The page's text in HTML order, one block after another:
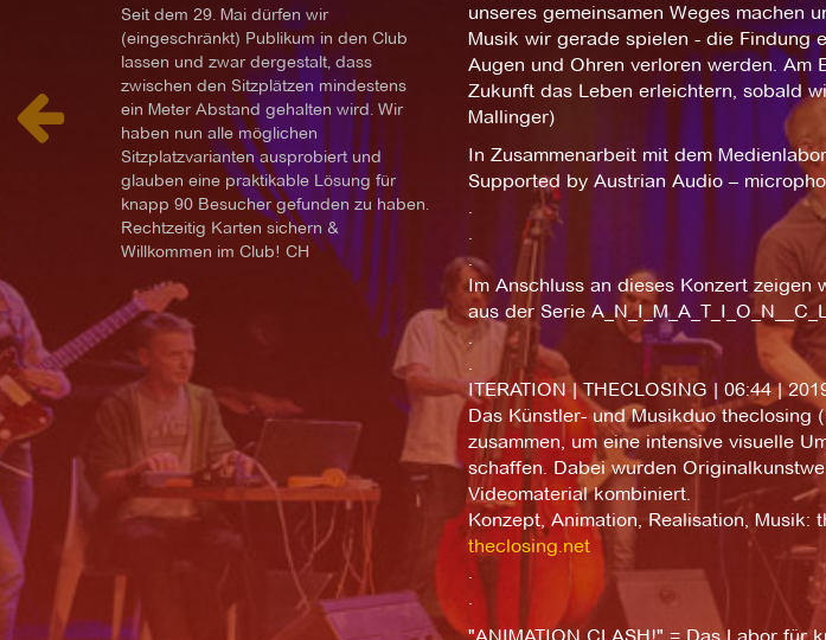
Seit dem 29. Mai dürfen wir
(eingeschränkt) Publikum in den Club
lassen und zwar dergestalt, dass
zwischen den Sitzplätzen mindestens
ein Meter Abstand gehalten wird. Wir
haben nun alle möglichen
Sitzplatzvarianten ausprobiert und
glauben eine praktikable Lösung für
knapp 90 Besucher gefunden zu haben.
Rechtzeitig Karten sichern &
Willkommen im Club! CH
unseres gemeinsamen Weges machen
Musik wir gerade spielen - die Findung
Augen und Ohren verloren werden. Am
Zukunft das Leben erleichtern, sobald
Mallinger)
In Zusammenarbeit mit dem
Supported by Austrian Audio –
.
.
.
Im Anschluss an dieses Konzert zeigen
aus der Serie
.
.
ITERATION | THECLOSING | 06:44 |
Das Künstler- und Musikduo theclosing
zusammen, um eine intensive visuelle
schaffen. Dabei wurden
Videomaterial kombiniert.
Konzept, Animation, Realisation,
theclosing.net
.
.